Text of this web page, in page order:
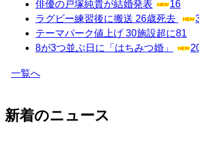
俳優の戸塚純貴が結婚発表
16
ラグビー練習後に搬送 26歳死去
テーマパーク値上げ 30施設超に81
8が3つ並ぶ日に「はちみつ婚」
一覧へ
新着のニュース